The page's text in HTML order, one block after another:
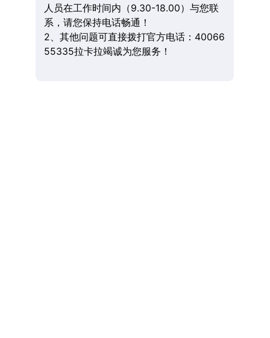
人员在工作时间内（9.30-18.00）与您联
系，请您保持电话畅通！
2、其他问题可直接拨打官方电话：40066
55335拉卡拉竭诚为您服务！